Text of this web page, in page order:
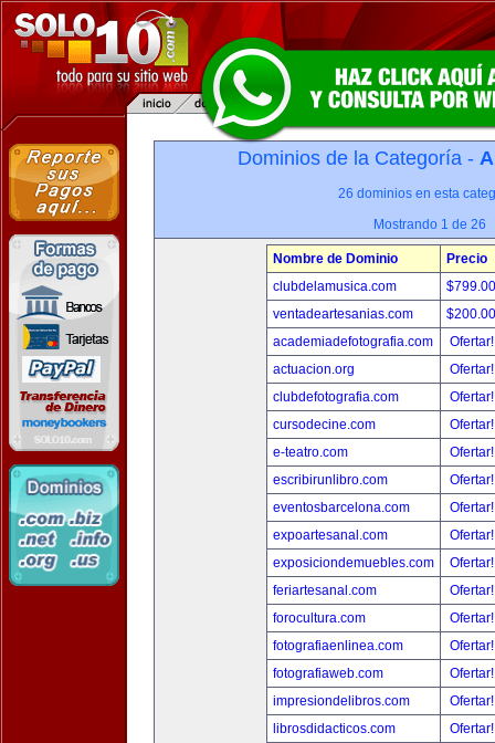
Dominios de la Categoría -
26 dominios en esta
Mostrando 1 de 26
Nombre de Dominio
Precio
clubdelamusica.com
ventadeartesanias.com
academiadefotografia.com
actuacion.org
clubdefotografia.com
cursodecine.com
e-teatro.com
escribirunlibro.com
eventosbarcelona.com
expoartesanal.com
exposiciondemuebles.com
feriartesanal.com
forocultura.com
fotografiaenlinea.com
fotografiaweb.com
impresiondelibros.com
librosdidacticos.com